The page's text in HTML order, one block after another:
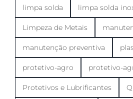
limpa solda limpa solda
Limpeza de Metais
manutenção preventiva
protetivo-agro protetivo-
Protetivos e Lubrificantes